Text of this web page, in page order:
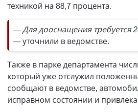
техникой на 88,7 процента.
— Для дооснащения требуется
—уточнили в ведомстве.
Также в парке департамента
который уже отслужил
сообщают в ведомстве,
исправном состоянии и